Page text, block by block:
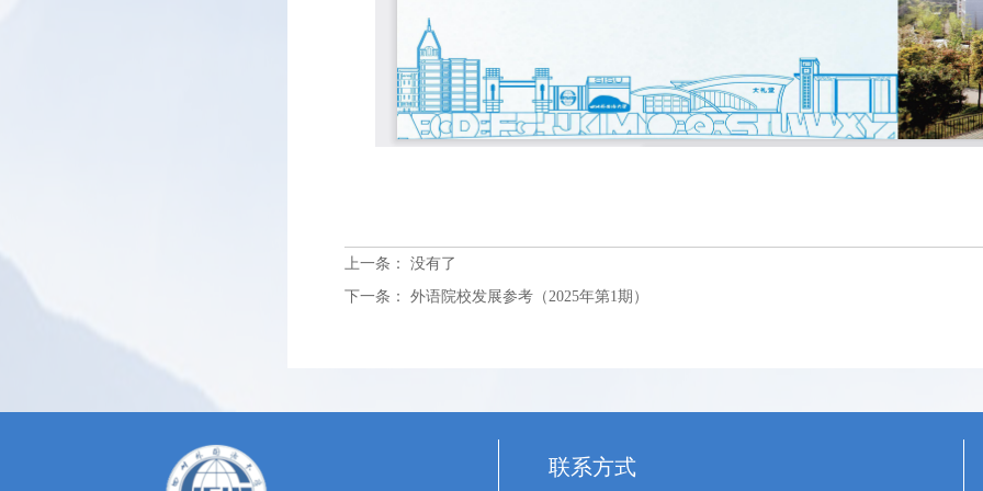
上一条： 没有了
下一条： 外语院校发展参考（2025年第1期）
联系方式